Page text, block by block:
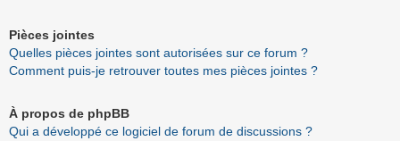
Pièces jointes
Quelles pièces jointes sont autorisées sur ce forum ?
Comment puis-je retrouver toutes mes pièces jointes ?
À propos de phpBB
Qui a développé ce logiciel de forum de discussions ?